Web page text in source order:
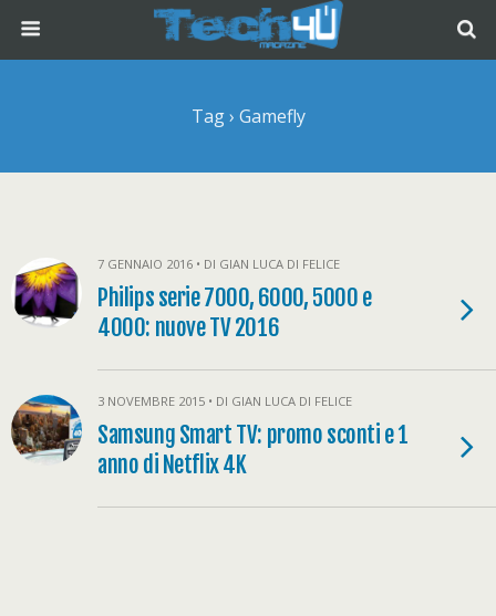
Tag › Gamefly
7 GENNAIO 2016 • DI GIAN LUCA DI FELICE
Philips serie 7000, 6000, 5000 e
4000: nuove TV 2016
3 NOVEMBRE 2015 • DI GIAN LUCA DI FELICE
Samsung Smart TV: promo sconti e 1
anno di Netflix 4K